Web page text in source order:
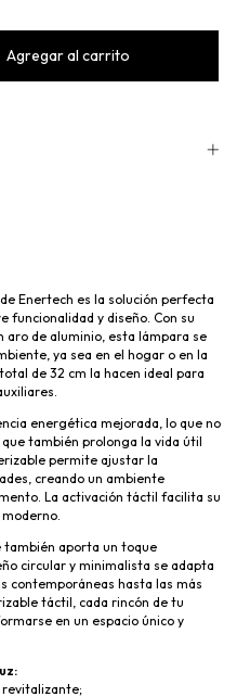
Enertech es la solución perfecta
funcionalidad y diseño. Con su
aro de aluminio, esta lámpara se
ya sea en el hogar o en la
de 32 cm la hacen ideal para
energética mejorada, lo que no
también prolonga la vida útil
permite ajustar la
creando un ambiente
La activación táctil facilita su
también aporta un toque
circular y minimalista se adapta
contemporáneas hasta las más
táctil, cada rincón de tu
en un espacio único y